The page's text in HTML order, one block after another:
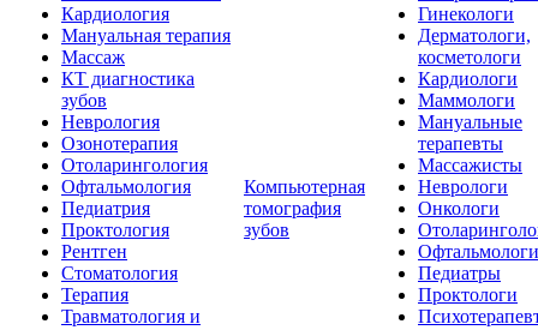
Кардиология
Мануальная терапия
Массаж
КТ диагностика
зубов
Неврология
Озонотерапия
Отоларингология
Офтальмология
Педиатрия
Проктология
Рентген
Стоматология
Терапия
Травматология и
Компьютерная
томография
зубов
Гинекологи
Дерматологи,
косметологи
Кардиологи
Маммологи
Мануальные
терапевты
Массажисты
Неврологи
Онкологи
Офтальмологи
Педиатры
Проктологи